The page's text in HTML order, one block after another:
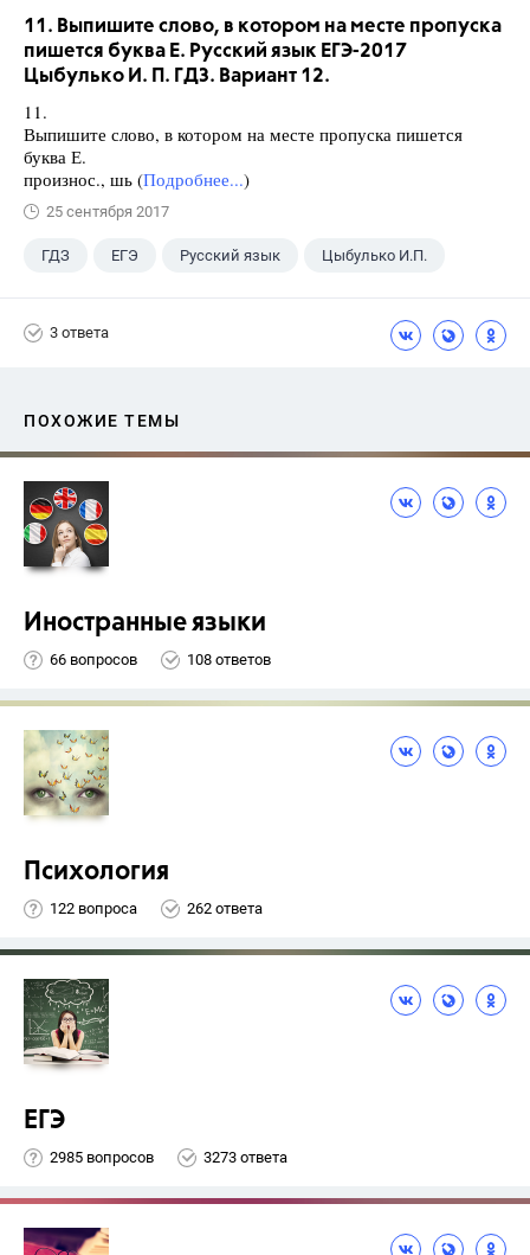
11. Выпишите слово, в котором на месте пропуска
пишется буква Е. Русский язык ЕГЭ-2017
Цыбулько И. П. ГДЗ. Вариант 12.
11.
Выпишите слово, в котором на месте пропуска пишется
буква Е.
произнос., шь (Подробнее...)
25 сентября 2017
ГДЗ ЕГЭ Русский язык Цыбулько И.П.
3 ответа
ПОХОЖИЕ ТЕМЫ
Иностранные языки
66 вопросов 108 ответов
Психология
122 вопроса 262 ответа
ЕГЭ
2985 вопросов 3273 ответа